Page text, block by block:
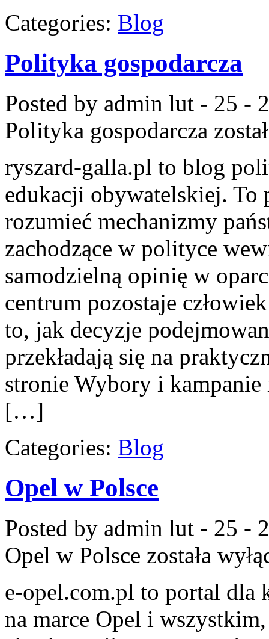
Categories: Blog
Polityka gospodarcza
Posted by admin lut - 25 -
Polityka gospodarcza
ryszard-galla.pl to blog
edukacji obywatelskiej. To
rozumieć mechanizmy
zachodzące w polityce
samodzielną opinię w
centrum pozostaje
to, jak decyzje
przekładają się na
stronie Wybory i
[…]
Categories: Blog
Opel w Polsce
Posted by admin lut - 25 -
Opel w Polsce została
e-opel.com.pl to portal dla
na marce Opel i